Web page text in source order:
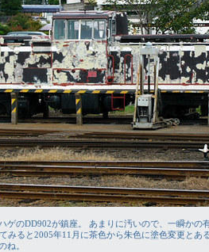
ゲのDD902が鎮座。 あまりに汚いので、一瞬かの
みると2005年11月に茶色から朱色に塗色変更とあ
ね。